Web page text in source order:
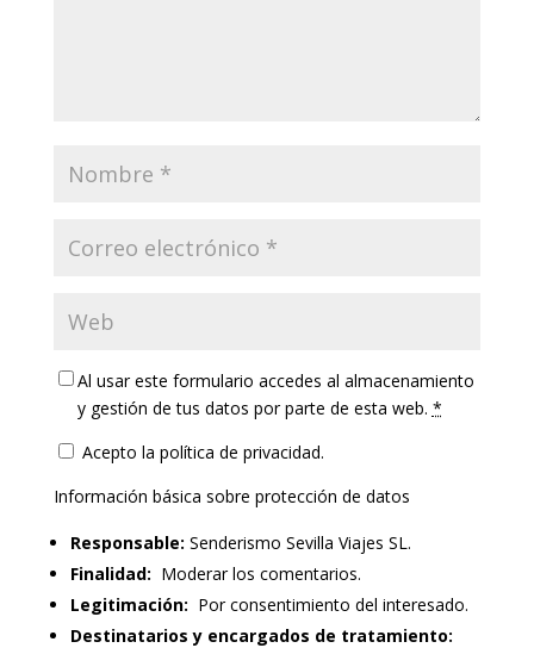
Al usar este formulario accedes al almacenamiento
y gestión de tus datos por parte de esta web. *
Acepto la política de privacidad.
Información básica sobre protección de datos
Responsable: Senderismo Sevilla Viajes SL.
Finalidad: Moderar los comentarios.
Legitimación: Por consentimiento del interesado.
Destinatarios y encargados de tratamiento: